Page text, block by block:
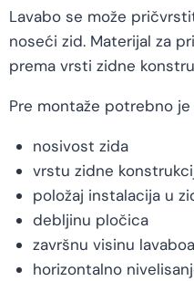
Lavabo se može
noseći zid. Materijal za
prema vrsti zidne
Pre montaže potrebno
nosivost zida
vrstu zidne
položaj instalacija u
debljinu pločica
završnu visinu lavaboa
horizontalno